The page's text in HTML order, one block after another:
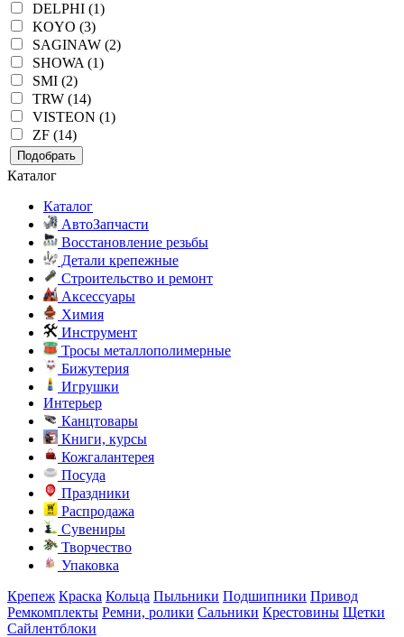
DELPHI (1)
KOYO (3)
SAGINAW (2)
SHOWA (1)
SMI (2)
TRW (14)
VISTEON (1)
ZF (14)
Подобрать
Каталог
Каталог
АвтоЗапчасти
Восстановление резьбы
Детали крепежные
Строительство и ремонт
Аксессуары
Химия
Инструмент
Тросы металлополимерные
Бижутерия
Игрушки
Интерьер
Канцтовары
Книги, курсы
Кожгалантерея
Посуда
Праздники
Распродажа
Сувениры
Творчество
Упаковка
Крепеж Краска Кольца Пыльники Подшипники Привод
Ремкомплекты Ремни, ролики Сальники Крестовины Щетки
Сайлентблоки